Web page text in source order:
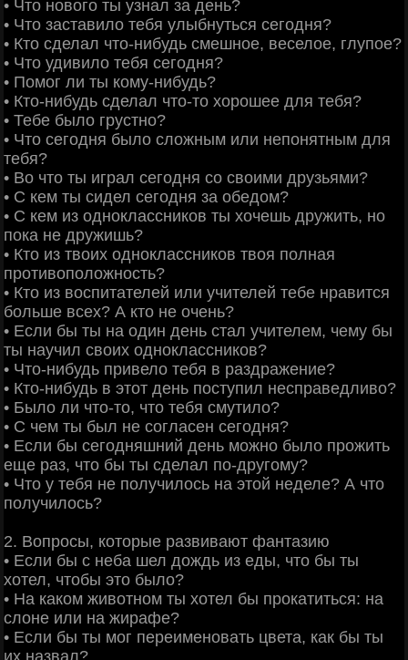
• Что нового ты узнал за день?
• Что заставило тебя улыбнуться сегодня?
• Кто сделал что-нибудь смешное, веселое, глупое?
• Что удивило тебя сегодня?
• Помог ли ты кому-нибудь?
• Кто-нибудь сделал что-то хорошее для тебя?
• Тебе было грустно?
• Что сегодня было сложным или непонятным для
тебя?
• Во что ты играл сегодня со своими друзьями?
• С кем ты сидел сегодня за обедом?
• С кем из одноклассников ты хочешь дружить, но
пока не дружишь?
• Кто из твоих одноклассников твоя полная
противоположность?
• Кто из воспитателей или учителей тебе нравится
больше всех? А кто не очень?
• Если бы ты на один день стал учителем, чему бы
ты научил своих одноклассников?
• Что-нибудь привело тебя в раздражение?
• Кто-нибудь в этот день поступил несправедливо?
• Было ли что-то, что тебя смутило?
• С чем ты был не согласен сегодня?
• Если бы сегодняшний день можно было прожить
еще раз, что бы ты сделал по-другому?
• Что у тебя не получилось на этой неделе? А что
получилось?
2. Вопросы, которые развивают фантазию
• Если бы с неба шел дождь из еды, что бы ты
хотел, чтобы это было?
• На каком животном ты хотел бы прокатиться: на
слоне или на жирафе?
• Если бы ты мог переименовать цвета, как бы ты
их назвал?